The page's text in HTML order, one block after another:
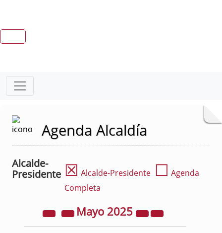
Agenda Alcaldía
Alcalde-
Presidente ☒ Alcalde-Presidente ☐ Agenda
Completa
Mayo 2025